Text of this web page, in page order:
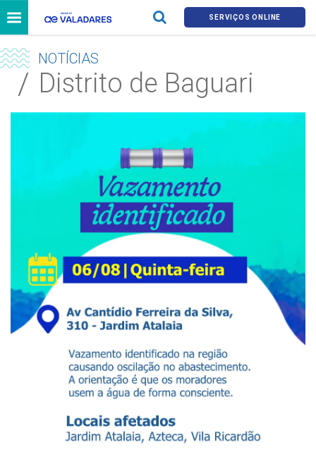
SERVIÇOS ONLINE
NOTÍCIAS
Distrito de Baguari